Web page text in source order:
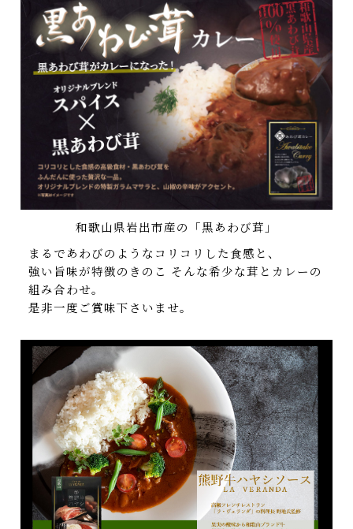
和歌山県岩出市産の「黒あわび茸」
まるであわびのようなコリコリした食感と、
強い旨味が特徴のきのこ そんな希少な茸とカレーの
組み合わせ。
是非一度ご賞味下さいませ。